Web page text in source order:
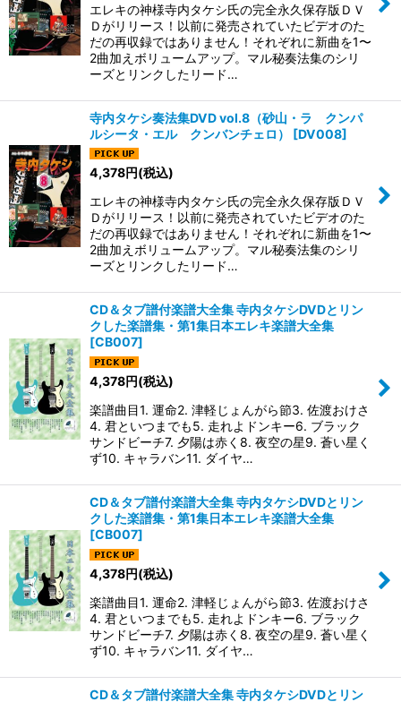
エレキの神様寺内タケシ氏の完全永久保存版ＤＶ
Ｄがリリース！以前に発売されていたビデオのた
だの再収録ではありません！それぞれに新曲を1〜
2曲加えボリュームアップ。マル秘奏法集のシリ
ーズとリンクしたリード…
寺内タケシ奏法集DVD vol.8（砂山・ラ クンパ
ルシータ・エル クンバンチェロ）
[DV008]
4,378円(税込)
エレキの神様寺内タケシ氏の完全永久保存版ＤＶ
Ｄがリリース！以前に発売されていたビデオのた
だの再収録ではありません！それぞれに新曲を1〜
2曲加えボリュームアップ。マル秘奏法集のシリ
ーズとリンクしたリード…
CD＆タブ譜付楽譜大全集 寺内タケシDVDとリン
クした楽譜集・第1集日本エレキ楽譜大全集
[CB007]
4,378円(税込)
楽譜曲目1. 運命2. 津軽じょんがら節3. 佐渡おけさ
4. 君といつまでも5. 走れよドンキー6. ブラック
サンドビーチ7. 夕陽は赤く8. 夜空の星9. 蒼い星く
ず10. キャラバン11. ダイヤ…
CD＆タブ譜付楽譜大全集 寺内タケシDVDとリン
クした楽譜集・第1集日本エレキ楽譜大全集
[CB007]
4,378円(税込)
楽譜曲目1. 運命2. 津軽じょんがら節3. 佐渡おけさ
4. 君といつまでも5. 走れよドンキー6. ブラック
サンドビーチ7. 夕陽は赤く8. 夜空の星9. 蒼い星く
ず10. キャラバン11. ダイヤ…
CD＆タブ譜付楽譜大全集 寺内タケシDVDとリン